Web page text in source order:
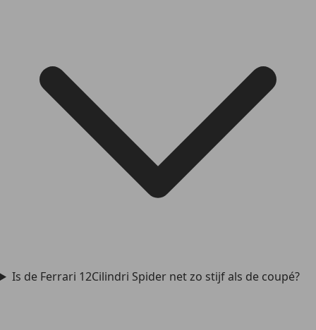
Is de Ferrari 12Cilindri Spider net zo stijf als de coupé?